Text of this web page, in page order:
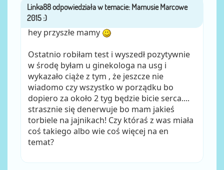
przez Linka88
hey przyszłe mamy
Ostatnio robiłam test i wyszedł pozytywnie
w środę byłam u ginekologa na usg i
wykazało ciąże z tym , że jeszcze nie
wiadomo czy wszystko w porządku bo
dopiero za około 2 tyg będzie bicie serca....
strasznie się denerwuje bo mam jakieś
torbiele na jajnikach! Czy któraś z was miała
coś takiego albo wie coś więcej na en
temat?